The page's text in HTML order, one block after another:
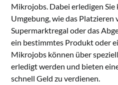
Mikrojobs. Dabei erledigen
Umgebung, wie das
Supermarktregal oder das
ein bestimmtes Produkt oder
Mikrojobs können über
erledigt werden und bieten
schnell Geld zu verdienen.